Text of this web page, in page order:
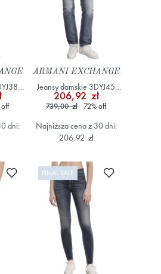
off
dni:
ARMANI EXCHANGE
Jeansy damskie 3DYJ45
Y16FZ Niebieski
206,92 zł
739,00 zł 72%off
Najniższa cena z 30 dni:
206,92 zł
Dodaj do ulubionych
FINAL SALE Dodaj do